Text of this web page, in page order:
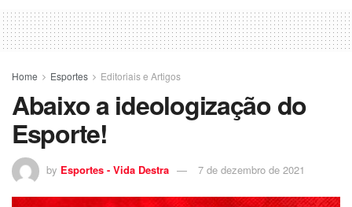
Home Esportes Editoriais e Artigos
Abaixo a ideologização do
Esporte!
by Esportes - Vida Destra 7 de dezembro de 2021